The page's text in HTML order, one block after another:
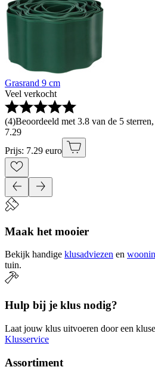
Grasrand 9 cm
Veel verkocht
(4)Beoordeeld met 3.8 van de 5
7.29
Prijs: 7.29 euro
Maak het mooier
Bekijk handige klusadviezen en
tuin.
Hulp bij je klus nodig?
Laat jouw klus uitvoeren door een
Klusservice
Assortiment